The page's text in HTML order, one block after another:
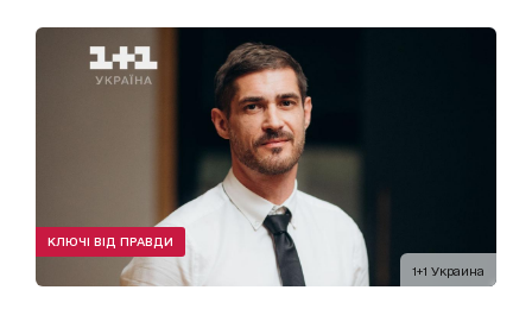
1+1 Украина
КЛЮЧІ ВІД ПРАВДИ